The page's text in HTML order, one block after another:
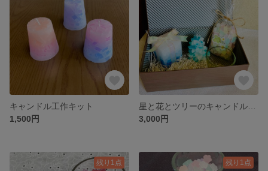
キャンドル工作キット
1,500円
3,000円
残り1点 残り1点